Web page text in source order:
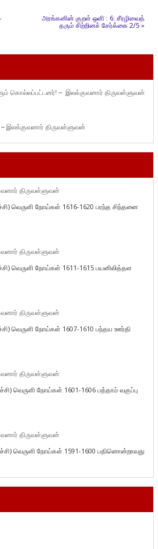
அரங்கனின் குறள் ஒளி : 6: சீரழிவைத்
தரும் சிற்றினச் சேர்க்கை 2/5»
கொல்லப்பட்டனர்! – இலக்குவனார் திருவள்ளுவன்
– இலக்குவனார் திருவள்ளுவன்
திருவள்ளுவன்
வெருளி நோய்கள் 1616-1620 பரந்த சிந்தனை
திருவள்ளுவன்
வெருளி நோய்கள் 1611-1615 பயனிலித்தள
திருவள்ளுவன்
வெருளி நோய்கள் 1607-1610 பந்தய ஊர்தி
திருவள்ளுவன்
வெருளி நோய்கள் 1601-1606 பத்தாம் வகுப்பு
திருவள்ளுவன்
வெருளி நோய்கள் 1591-1600 பதினொன்றாவது